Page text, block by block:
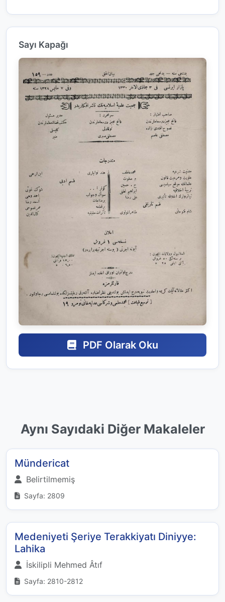
Sayı Kapağı
PDF Olarak Oku
Aynı Sayıdaki Diğer Makaleler
Mündericat
Belirtilmemiş
Sayfa: 2809
Medeniyeti Şeriye Terakkiyatı Diniyye:
Lahika
İskilipli Mehmed Âtıf
Sayfa: 2810-2812